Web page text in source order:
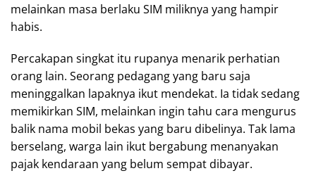
melainkan masa berlaku SIM miliknya yang hampir
habis.
Percakapan singkat itu rupanya menarik perhatian
orang lain. Seorang pedagang yang baru saja
meninggalkan lapaknya ikut mendekat. Ia tidak sedang
memikirkan SIM, melainkan ingin tahu cara mengurus
balik nama mobil bekas yang baru dibelinya. Tak lama
berselang, warga lain ikut bergabung menanyakan
pajak kendaraan yang belum sempat dibayar.